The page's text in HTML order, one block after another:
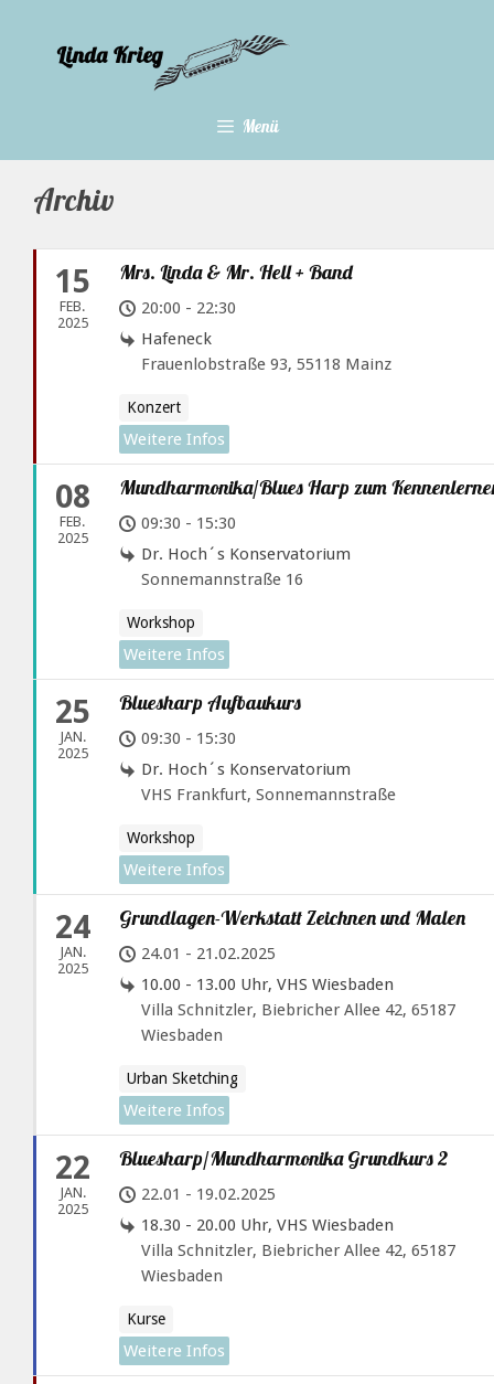
springen
Menü
Archiv
15
FEB.
2025
Mrs. Linda & Mr. Hell + Band
20:00 - 22:30
Hafeneck
Frauenlobstraße 93, 55118 Mainz
Konzert
Weitere Infos
08
FEB.
2025
Mundharmonika/Blues Harp zum
09:30 - 15:30
Dr. Hoch´s Konservatorium
Sonnemannstraße 16
Workshop
Weitere Infos
25
JAN.
2025
Bluesharp Aufbaukurs
09:30 - 15:30
Dr. Hoch´s Konservatorium
VHS Frankfurt, Sonnemannstraße
Workshop
Weitere Infos
24
JAN.
2025
Grundlagen-Werkstatt Zeichnen und Malen
24.01 - 21.02.2025
10.00 - 13.00 Uhr, VHS Wiesbaden
Villa Schnitzler, Biebricher Allee 42, 65187
Wiesbaden
Urban Sketching
Weitere Infos
22
JAN.
2025
Bluesharp/Mundharmonika Grundkurs 2
22.01 - 19.02.2025
18.30 - 20.00 Uhr, VHS Wiesbaden
Villa Schnitzler, Biebricher Allee 42, 65187
Wiesbaden
Kurse
Weitere Infos